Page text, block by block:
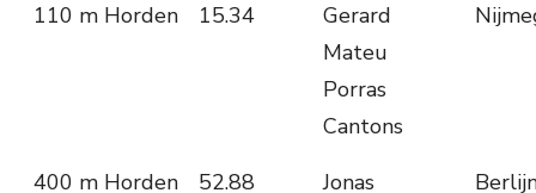
110 m Horden
15.34
Gerard
Mateu
Porras
Cantons
400 m Horden 52.88
Jonas